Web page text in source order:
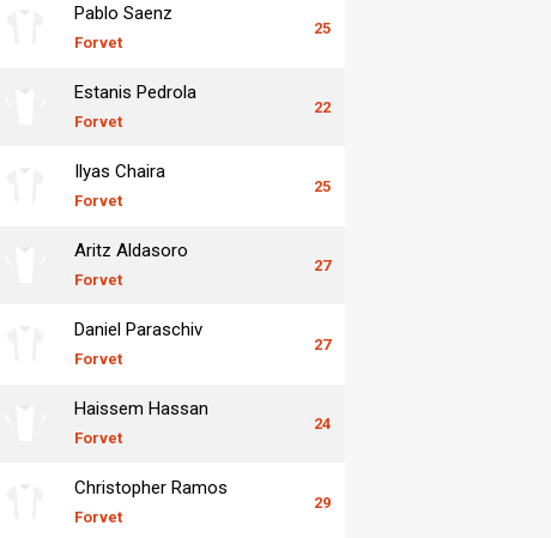
Pablo Saenz
Forvet
25
Estanis Pedrola
Forvet
22
Ilyas Chaira
Forvet
25
Aritz Aldasoro
Forvet
27
Daniel Paraschiv
Forvet
27
Haissem Hassan
Forvet
24
Christopher Ramos
Forvet
29